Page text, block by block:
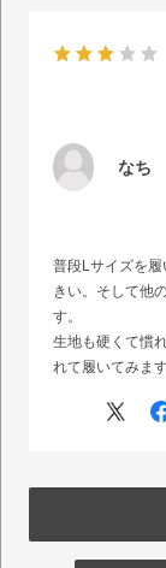
なち
普段Lサイズを
きい。そして他
す。
生地も硬くて慣
れて履いてみます